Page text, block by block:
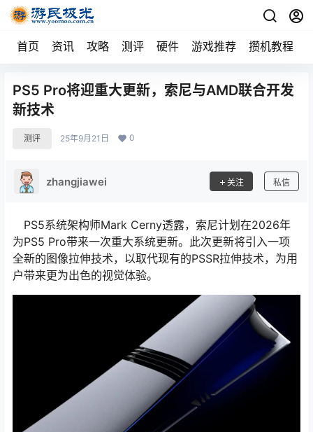
首页 资讯 攻略 测评 硬件 游戏推荐 攒机教程
PS5 Pro将迎重大更新，索尼与AMD联合开发
新技术
测评 25年9月21日 0
zhangjiawei 关注 私信
PS5系统架构师Mark Cerny透露，索尼计划在2026年
为PS5 Pro带来一次重大系统更新。此次更新将引入一项
全新的图像拉伸技术，以取代现有的PSSR拉伸技术，为用
户带来更为出色的视觉体验。